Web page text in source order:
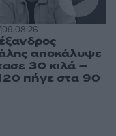
09.08.26
αποκάλυψε
30 κιλά –
πήγε στα 90